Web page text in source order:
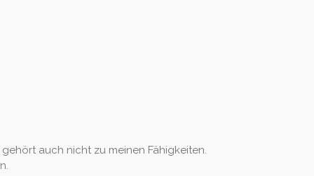
auch nicht zu meinen Fähigkeiten.